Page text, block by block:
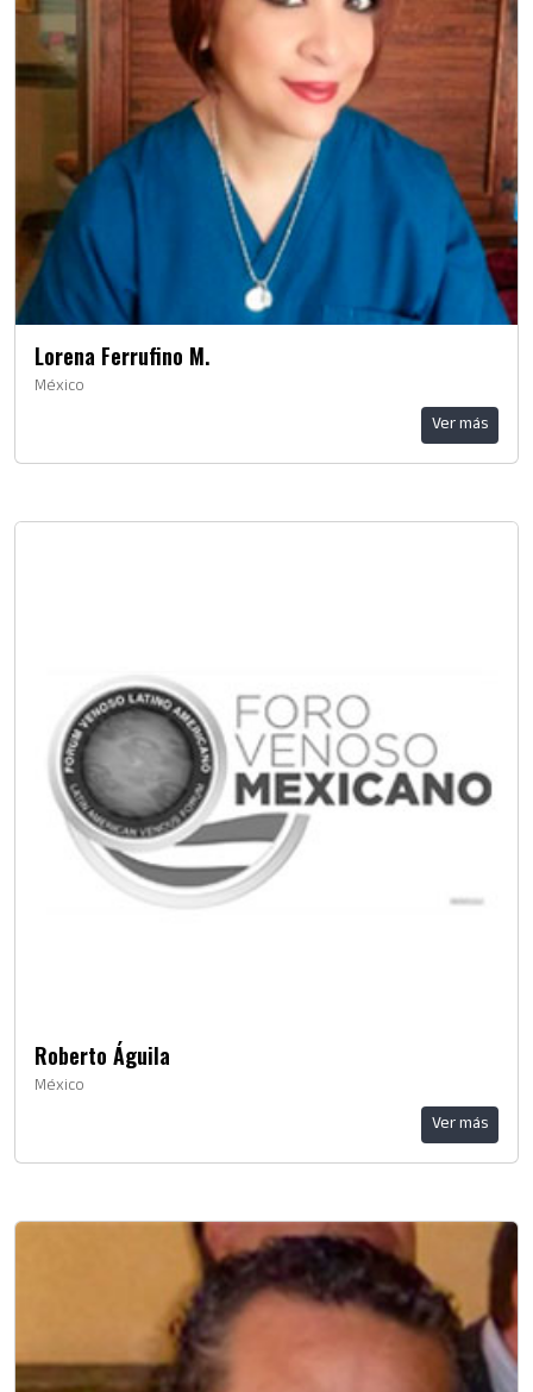
Lorena Ferrufino M.
México
Ver más
Roberto Águila
México
Ver más